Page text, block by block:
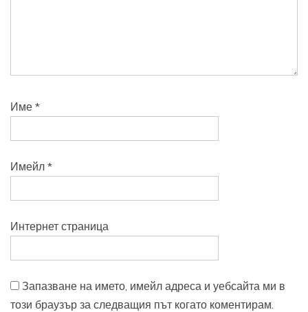
Име *
Имейл *
Интернет страница
Запазване на името, имейл адреса и уебсайта ми в
този браузър за следващия път когато коментирам.